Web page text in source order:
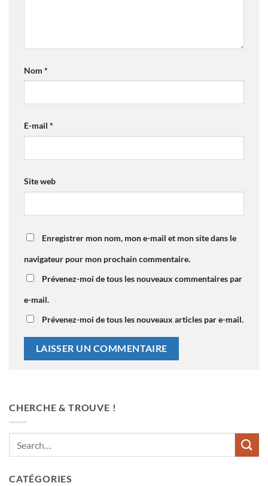
Nom *
E-mail *
Site web
Enregistrer mon nom, mon e-mail et mon site dans le
navigateur pour mon prochain commentaire.
Prévenez-moi de tous les nouveaux commentaires par
e-mail.
Prévenez-moi de tous les nouveaux articles par e-mail.
CHERCHE & TROUVE !
CATÉGORIES